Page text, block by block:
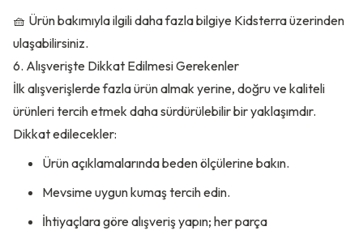
🧺 Ürün bakımıyla ilgili daha fazla bilgiye Kidsterra üzerinden
ulaşabilirsiniz.
6. Alışverişte Dikkat Edilmesi Gerekenler
İlk alışverişlerde fazla ürün almak yerine, doğru ve kaliteli
ürünleri tercih etmek daha sürdürülebilir bir yaklaşımdır.
Dikkat edilecekler:
Ürün açıklamalarında beden ölçülerine bakın.
Mevsime uygun kumaş tercih edin.
İhtiyaçlara göre alışveriş yapın; her parça